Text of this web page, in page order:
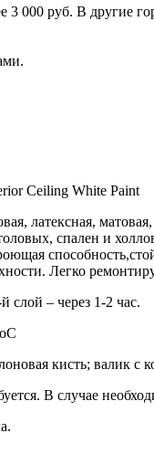
3 000 руб. В другие
Ceiling White Paint
латексная,
спален и
Легко
слой – через 1-2 час.
кисть; валик с
В случае